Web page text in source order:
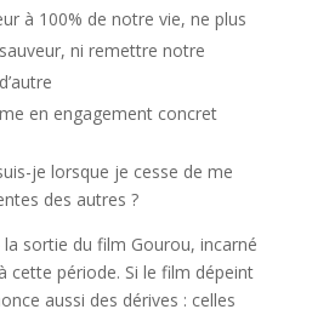
à 100% de notre vie, ne plus
ni remettre notre
en engagement concret
je lorsque je cesse de me
des autres ?
la sortie du film Gourou, incarné
cette période. Si le film dépeint
aussi des dérives : celles